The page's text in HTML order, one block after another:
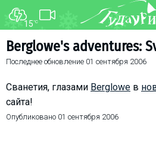
15°C
Berglowe's adventures:
Последнее обновление 01 сентября 2006
Сванетия, глазами Berglowe в
сайта!
Опубликовано 01 сентября 2006
ФОРУМ
О курорте
Схема трасс
Инструкторы